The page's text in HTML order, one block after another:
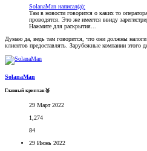
SolanaMan написал(а):
Там в новости говорится о каких то
проводятся. Это же имеется ввиду
Нажмите для раскрытия...
Думаю да, ведь там говорится, что они должны
клиентов предоставлять. Зарубежные компании этого
SolanaMan
Главный криптан🥈
29 Март 2022
1,274
84
29 Июнь 2022